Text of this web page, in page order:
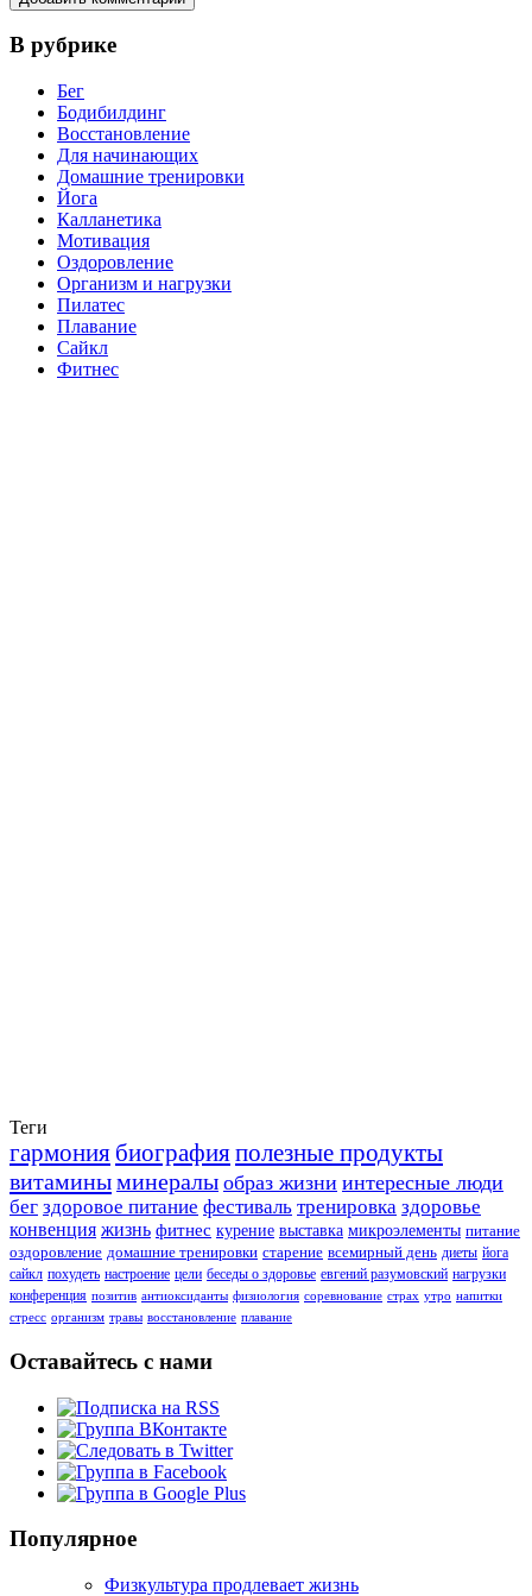
В рубрике
Бег
Бодибилдинг
Восстановление
Для начинающих
Домашние тренировки
Йога
Калланетика
Мотивация
Оздоровление
Организм и нагрузки
Пилатес
Плавание
Сайкл
Фитнес
Теги
гармония биографияполезные продукты
витаминыминералы образ жизни интересные люди
бег здоровое питание фестиваль тренировка здоровье
конвенция жизнь фитнес курение выставка микроэлементы питание
оздоровление домашние тренировки старение всемирный день диеты йога
сайкл похудеть настроение цели беседы о здоровье евгений разумовский нагрузки
конференция позитив антиоксиданты физиология соревнование страх утро напитки
стресс организм травы восстановление плавание
Оставайтесь с нами
Популярное
Физкультура продлевает жизнь